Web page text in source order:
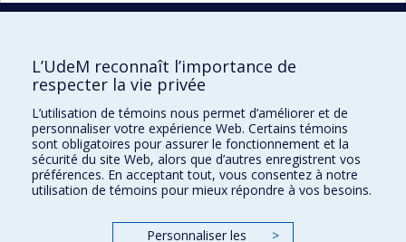
Faculté des sciences de l'éducation
Pavillon Marie-Victorin
90, avenue Vincent-d'Indy
Montréal (Québec) H2V 2S9
L’UdeM reconnaît l’importance de
respecter la vie privée
L’utilisation de témoins nous permet d’améliorer et de
personnaliser votre expérience Web. Certains témoins
sont obligatoires pour assurer le fonctionnement et la
sécurité du site Web, alors que d’autres enregistrent vos
préférences. En acceptant tout, vous consentez à notre
utilisation de témoins pour mieux répondre à vos besoins.
Personnaliser les >